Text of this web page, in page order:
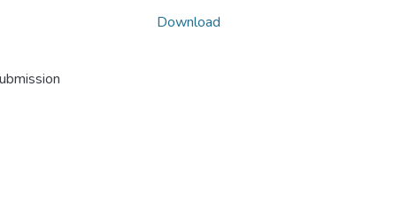
Download